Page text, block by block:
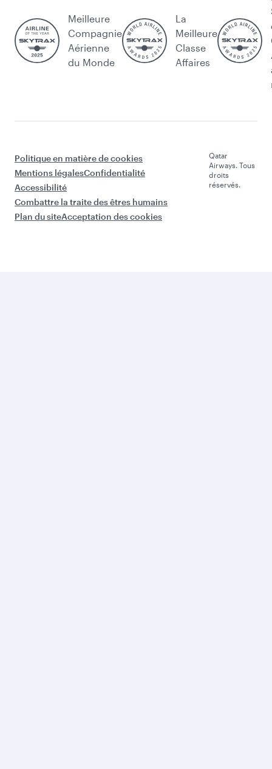
Meilleure
Compagnie
Aérienne
du Monde
La
Meilleure
Classe
Affaires
Politique en matière de cookies
Mentions légalesConfidentialité
Accessibilité
Combattre la traite des êtres humains
Plan du siteAcceptation des cookies
Qatar
Airways. Tous
droits
réservés.